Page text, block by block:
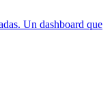
Un dashboard que